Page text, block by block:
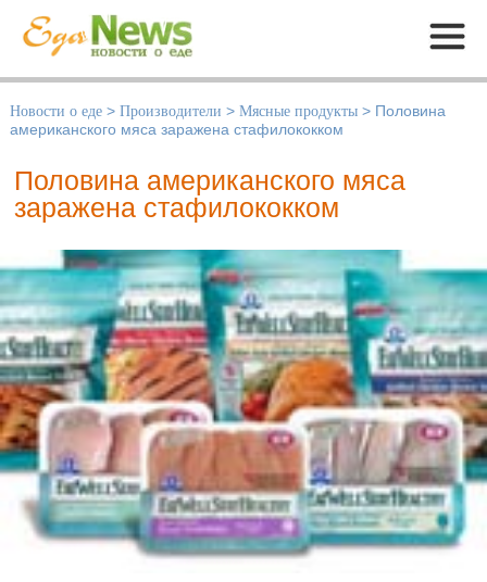
Меню
Новости о еде > Производители > Мясные продукты > Половина
американского мяса заражена стафилококком
Половина американского мяса
заражена стафилококком